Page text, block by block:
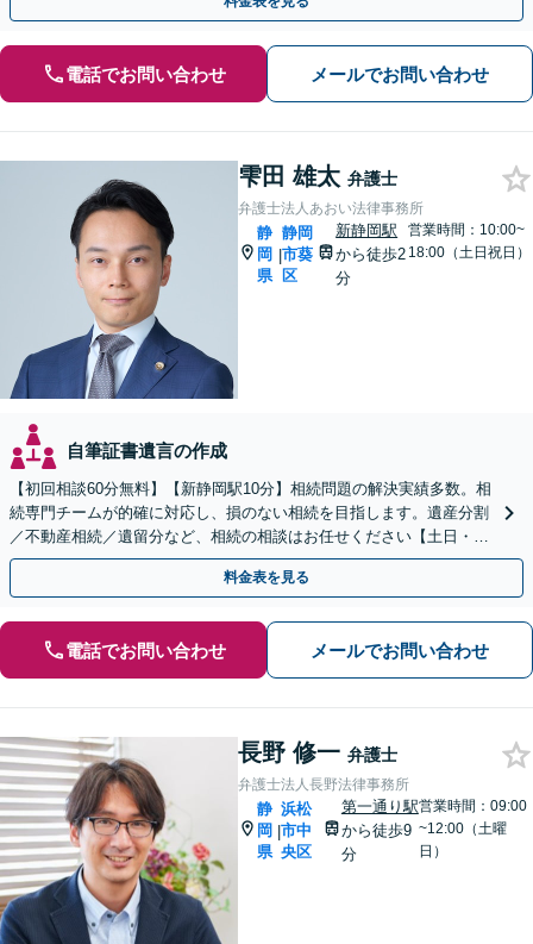
電話でお問い合わせ メールでお問い合わせ
雫田 雄太 弁護士
弁護士法人あおい法律事務所
静
岡
県
|
静岡
市葵
区
新静岡駅
から徒歩2
分
営業時間：10:00~
18:00（土日祝日）
自筆証書遺言の作成
【初回相談60分無料】【新静岡駅10分】相続問題の解決実績多数。相
続専門チームが的確に対応し、損のない相続を目指します。遺産分割
／不動産相続／遺留分など、相続の相談はお任せください【土日・夜
間相談可】登記・税の申告などアフターフォローも対応
料金表を見る
電話でお問い合わせ メールでお問い合わせ
長野 修一 弁護士
弁護士法人長野法律事務所
静
岡
県
|
浜松
市中
央区
第一通り駅
から徒歩9
分
営業時間：09:00
~12:00（土曜
日）